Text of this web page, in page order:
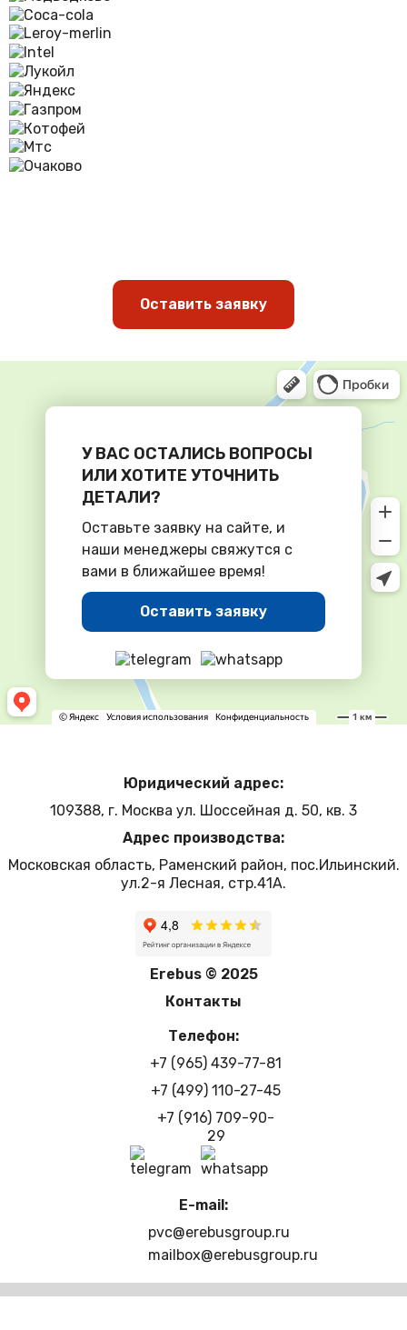
Оставить заявку
У ВАС ОСТАЛИСЬ ВОПРОСЫ
ИЛИ ХОТИТЕ УТОЧНИТЬ
ДЕТАЛИ?
Оставьте заявку на сайте, и
наши менеджеры свяжутся с
вами в ближайшее время!
Оставить заявку
Юридический адрес:
109388, г. Москва ул. Шоссейная д. 50, кв. 3
Адрес производства:
Московская область, Раменский район, пос.Ильинский.
ул.2-я Лесная, стр.41А.
Erebus © 2025
Контакты
Телефон:
+7 (965) 439-77-81
+7 (499) 110-27-45
+7 (916) 709-90-
29
E-mail:
pvc@erebusgroup.ru
mailbox@erebusgroup.ru